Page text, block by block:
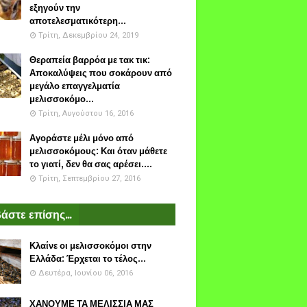
εξηγούν την
αποτελεσματικότερη...
Τρίτη, Δεκεμβρίου 24, 2019
Θεραπεία βαρρόα με τακ τικ:
Αποκαλύψεις που σοκάρουν από
μεγάλο επαγγελματία
μελισσοκόμο...
Τρίτη, Αυγούστου 16, 2016
Αγοράστε μέλι μόνο από
μελισσοκόμους: Και όταν μάθετε
το γιατί, δεν θα σας αρέσει....
Τρίτη, Σεπτεμβρίου 27, 2016
επίσης...
Κλαίνε οι μελισσοκόμοι στην
Ελλάδα: Έρχεται το τέλος...
Δευτέρα, Ιουνίου 06, 2016
ΧΑΝΟΥΜΕ ΤΑ ΜΕΛΙΣΣΙΑ ΜΑΣ